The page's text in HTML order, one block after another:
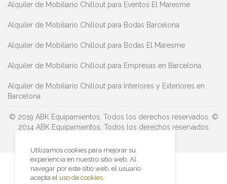
Alquiler de Mobiliario Chillout para Eventos El Maresme
Alquiler de Mobiliario Chillout para Bodas Barcelona
Alquiler de Mobiliario Chillout para Bodas El Maresme
Alquiler de Mobiliario Chillout para Empresas en Barcelona
Alquiler de Mobiliario Chillout para Interiores y Exteriores en
Barcelona
© 2019 ABK Equipamientos. Todos los derechos reservados. ©
2014 ABK Equipamientos. Todos los derechos reservados
Utilizamos cookies para mejorar su
experiencia en nuestro sitio web. Al
navegar por este sitio web, el usuario
acepta el uso de cookies.